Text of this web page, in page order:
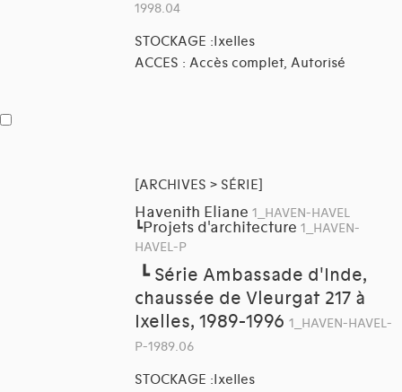
1998.04
STOCKAGE :Ixelles
ACCES : Accès complet, Autorisé
[ARCHIVES > SÉRIE]
Havenith Eliane 1_HAVEN-HAVEL
┗Projets d'architecture 1_HAVEN-
HAVEL-P
┗ Série Ambassade d'Inde,
chaussée de Vleurgat 217 à
Ixelles, 1989-1996 1_HAVEN-HAVEL-
P-1989.06
STOCKAGE :Ixelles